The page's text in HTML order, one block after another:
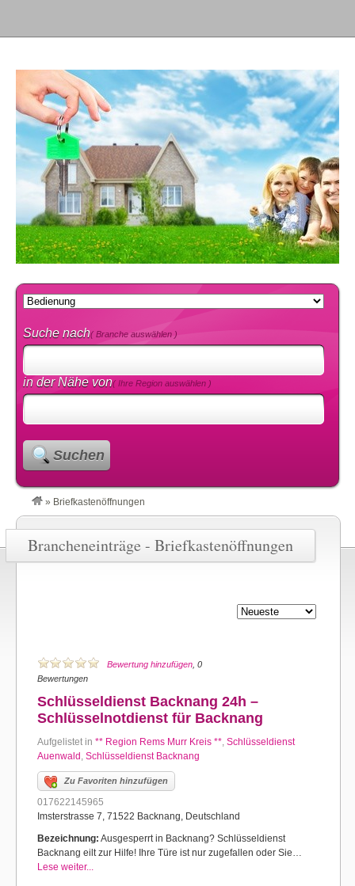
Suche nach( Branche auswählen )
in der Nähe von( Ihre Region auswählen )
Suchen
» Briefkastenöffnungen
Brancheneinträge - Briefkastenöffnungen
Bewertung hinzufügen , 0
Bewertungen
Schlüsseldienst Backnang 24h –
Schlüsselnotdienst für Backnang
Aufgelistet in ** Region Rems Murr Kreis **, Schlüsseldienst
Auenwald , Schlüsseldienst Backnang
Zu Favoriten hinzufügen
017622145965
Imsterstrasse 7, 71522 Backnang, Deutschland
Bezeichnung: Ausgesperrt in Backnang? Schlüsseldienst
Backnang eilt zur Hilfe! Ihre Türe ist nur zugefallen oder Sie…
Lese weiter...